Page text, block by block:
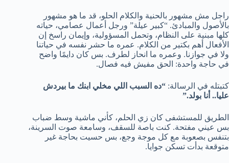
راجل مش مشهور بالحنية والكلام الحلو، قد ما هو مشهور
بالأصول والمبادئ. “كبير عيلة” ورجل أعمال عصامي، حياته
كلها مبنية على النظام، وتحمل المسؤولية، وإيمان راسخ إن
الأفعال أهم بكتير من الكلام. عمره ما حشر نفسه في حياتنا
ولا في جوازنا. وعمره ما انحاز لطرف. بس كان دايمًا واضح
في حاجة واحدة: الحق مفيش فيه فصال.
كتبتله في الرسالة: “ده السبب اللي مخلي ابنك ما بيردش
عليا.. أنا بولد.”
الطريق للمستشفى كان زي الحلم، كأني ماشية وسط ضباب
بس عيني مفتحة. كنت باصة للسقف، وسامعة صوت السرينة،
بتنفس بصعوبة مع كل موجة وجع، بس حسيت بحاجة غير
متوقعة بدأت تسكن جوايا.